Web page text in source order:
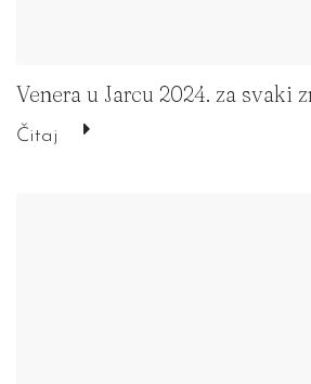
Venera u Jarcu 2024. za svaki
Čitaj